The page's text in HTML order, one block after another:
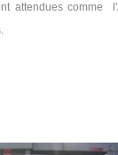
attendues comme